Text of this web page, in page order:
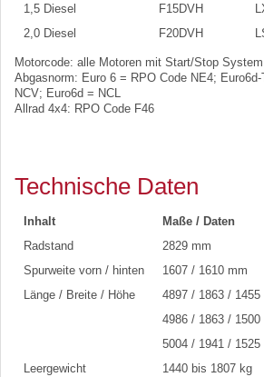
1,5 Diesel
F15DVH
2,0 Diesel
F20DVH
Motorcode: alle Motoren mit Start/Stop
Abgasnorm: Euro 6 = RPO Code NE4;
NCV; Euro6d = NCL
Allrad 4x4: RPO Code F46
Technische Daten
Inhalt
Maße / Daten
Radstand
2829 mm
Spurweite vorn / hinten
1607 / 1610 mm
Länge / Breite / Höhe
4897 / 1863 /
4986 / 1863 /
5004 / 1941 / 1525
Leergewicht
1440 bis 1807 kg